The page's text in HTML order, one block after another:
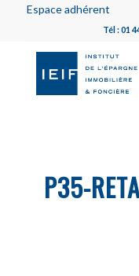
Espace adhérent
Tél : 01
P35-